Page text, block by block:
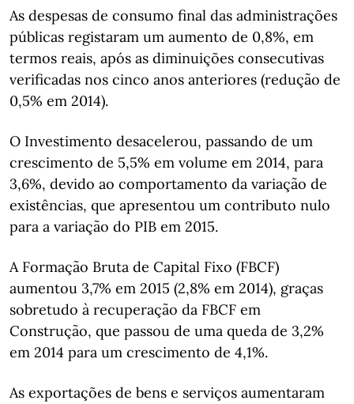
As despesas de consumo final das administrações
públicas registaram um aumento de 0,8%, em
termos reais, após as diminuições consecutivas
verificadas nos cinco anos anteriores (redução de
0,5% em 2014).
O Investimento desacelerou, passando de um
crescimento de 5,5% em volume em 2014, para
3,6%, devido ao comportamento da variação de
existências, que apresentou um contributo nulo
para a variação do PIB em 2015.
A Formação Bruta de Capital Fixo (FBCF)
aumentou 3,7% em 2015 (2,8% em 2014), graças
sobretudo à recuperação da FBCF em
Construção, que passou de uma queda de 3,2%
em 2014 para um crescimento de 4,1%.
As exportações de bens e serviços aumentaram